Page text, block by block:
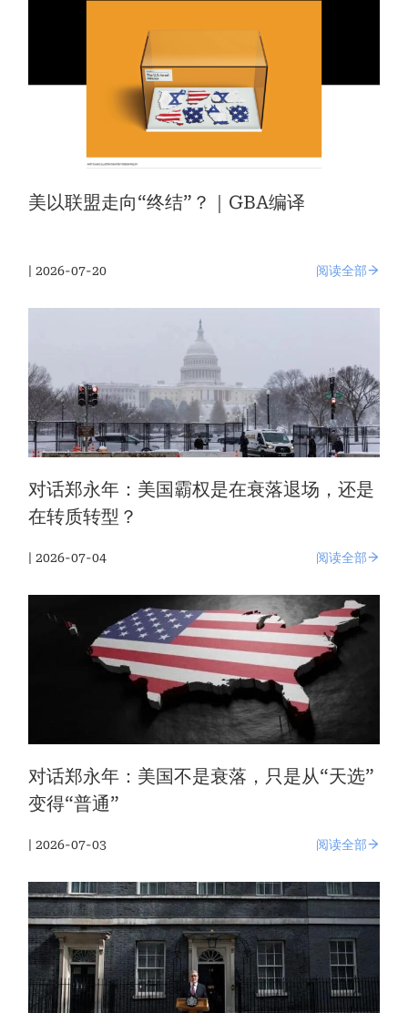
美以联盟走向“终结”？｜GBA编译
| 2026-07-20 阅读全部
对话郑永年：美国霸权是在衰落退场，还是
在转质转型？
| 2026-07-04 阅读全部
对话郑永年：美国不是衰落，只是从“天选”
变得“普通”
| 2026-07-03 阅读全部